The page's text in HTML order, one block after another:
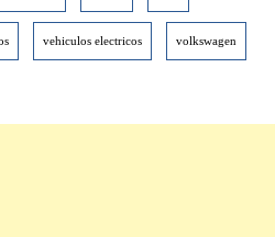
vehiculos electricos volkswagen